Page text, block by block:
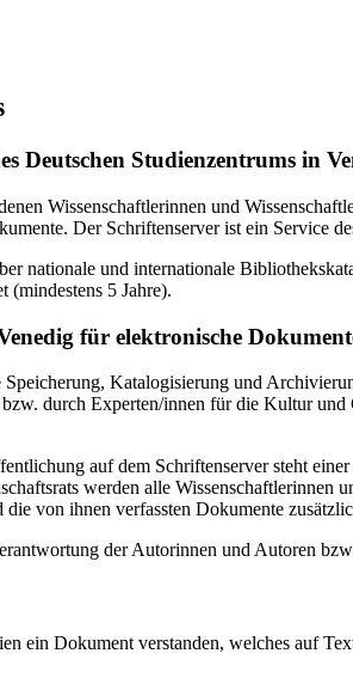
Deutschen Studienzentrums in
Wissenschaftlerinnen und
Der Schriftenserver ist ein Service
nationale und internationale
5 Jahre).
für elektronische
Katalogisierung und
durch Experten/innen für die Kultur
auf dem Schriftenserver steht
werden alle
von ihnen verfassten Dokumente
der Autorinnen und Autoren
ein Dokument verstanden, welches auf